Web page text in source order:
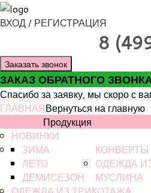
ВХОД / РЕГИСТРАЦИЯ
8
Заказать звонок
ЗАКАЗ ОБРАТНОГО
Спасибо за заявку, мы скоро с
ГЛАВНАЯВернуться на главную
Продукция
НОВИНКИ
КОНВЕРТЫ
ЗИМА
ЛЕТО
ДЕМИСЕЗОН
ОДЕЖДА
МУСЛИНА